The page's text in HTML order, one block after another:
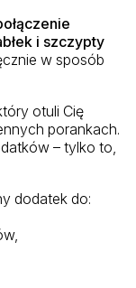
i szczypty
w sposób
otuli Cię
porankach.
– tylko to,
dodatek do: